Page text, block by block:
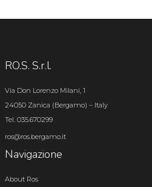
RO.S. S.r.l.
Via Don Lorenzo Milani, 1
24050 Zanica (Bergamo) – Italy
Tel. 035.670299
ros@ros.bergamo.it
Navigazione
About Ros